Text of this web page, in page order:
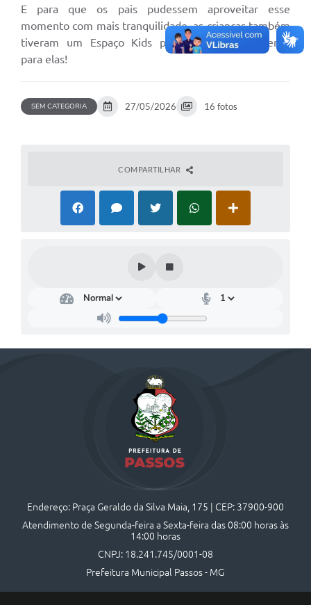
E para que os pais pudessem aproveitar esse
momento com mais tranquilidade, as crianças também
tiveram um Espaço Kids preparado especialmente
para elas!
SEM CATEGORIA 27/05/2026 16 fotos
COMPARTILHAR
Endereço: Praça Geraldo da Silva Maia, 175 | CEP: 37900-900
Atendimento de Segunda-feira a Sexta-feira das 08:00 horas às
14:00 horas
CNPJ: 18.241.745/0001-08
Prefeitura Municipal Passos - MG